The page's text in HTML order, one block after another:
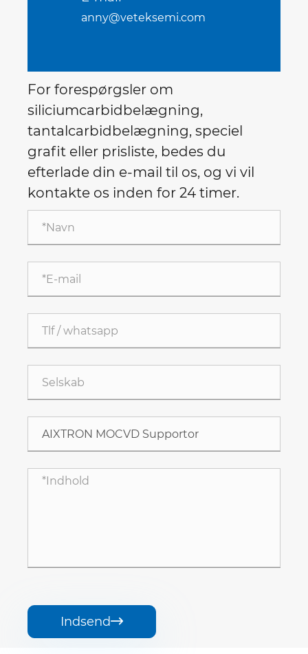
anny@veteksemi.com
For forespørgsler om
siliciumcarbidbelægning,
tantalcarbidbelægning, speciel
grafit eller prisliste, bedes du
efterlade din e-mail til os, og vi vil
kontakte os inden for 24 timer.
Indsend